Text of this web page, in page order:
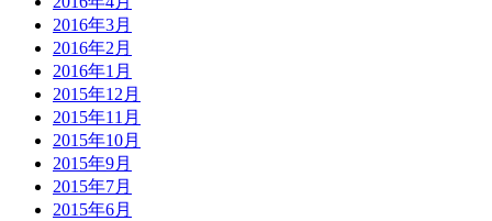
2016年3月
2016年2月
2016年1月
2015年12月
2015年11月
2015年10月
2015年9月
2015年7月
2015年6月